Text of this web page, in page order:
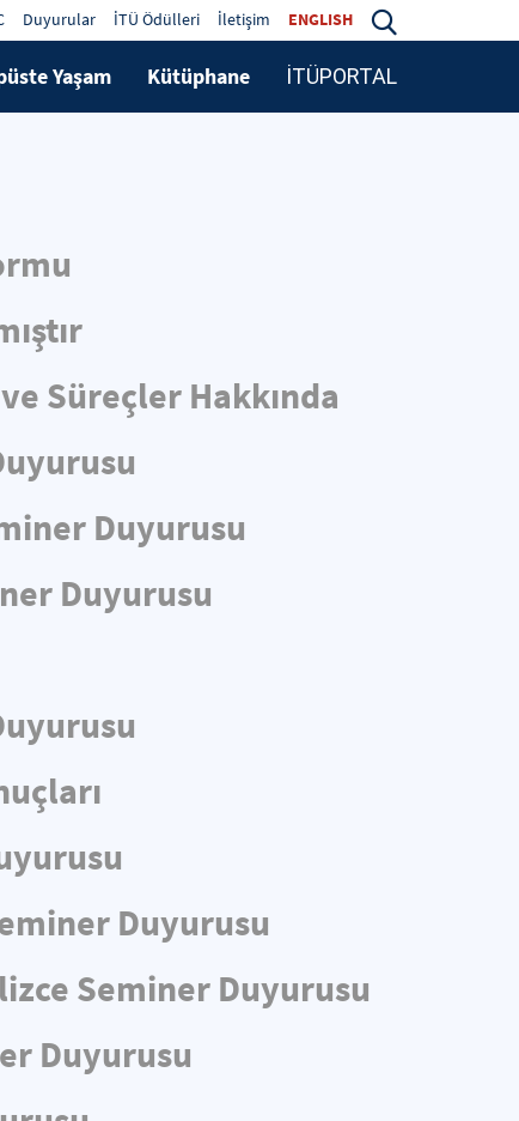
Duyurular İTÜ Ödülleri İletişim ENGLISH
Yaşam Kütüphane İTÜPORTAL
ve Süreçler Hakkında
Duyurusu
Duyurusu
Duyurusu
Seminer Duyurusu
Duyurusu